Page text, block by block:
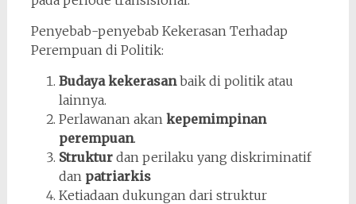
Penyebab-penyebab Kekerasan Terhadap
Perempuan di Politik:
Budaya kekerasanbaik di politik atau
lainnya.
Perlawanan akan kepemimpinan
perempuan.
Strukturdan perilaku yang diskriminatif
dan patriarkis
Ketiadaan dukungan dari struktur